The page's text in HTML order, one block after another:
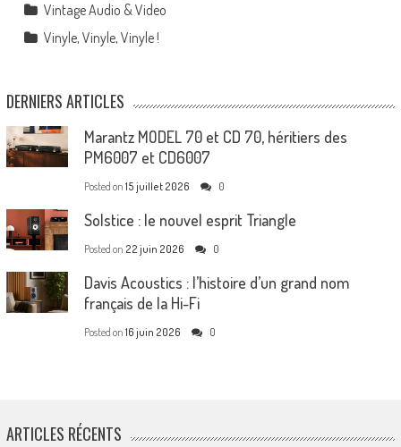
Vintage Audio & Video
Vinyle, Vinyle, Vinyle !
DERNIERS ARTICLES
Marantz MODEL 70 et CD 70, héritiers des
PM6007 et CD6007
Posted on 15 juillet 2026 0
Solstice : le nouvel esprit Triangle
Posted on 22 juin 2026 0
Davis Acoustics : l’histoire d’un grand nom
français de la Hi-Fi
Posted on 16 juin 2026 0
ARTICLES RÉCENTS